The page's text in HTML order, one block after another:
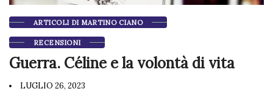
ARTICOLI DI MARTINO CIANO
RECENSIONI
Guerra. Céline e la volontà di vita
LUGLIO 26, 2023